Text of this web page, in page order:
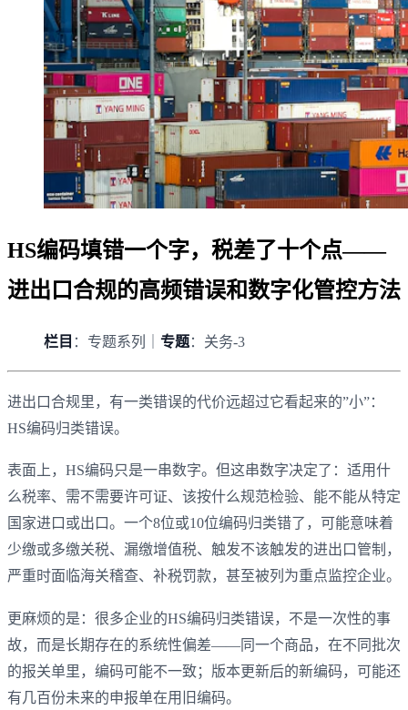
HS编码填错一个字，税差了十个点——
进出口合规的高频错误和数字化管控方法
栏目 ：专题系列｜ 专题：关务-3
进出口合规里，有一类错误的代价远超过它看起来的”小”：
HS编码归类错误。
表面上，HS编码只是一串数字。但这串数字决定了：适用什
么税率、需不需要许可证、该按什么规范检验、能不能从特定
国家进口或出口。一个8位或10位编码归类错了，可能意味着
少缴或多缴关税、漏缴增值税、触发不该触发的进出口管制，
严重时面临海关稽查、补税罚款，甚至被列为重点监控企业。
更麻烦的是：很多企业的HS编码归类错误，不是一次性的事
故，而是长期存在的系统性偏差——同一个商品，在不同批次
的报关单里，编码可能不一致；版本更新后的新编码，可能还
有几百份未来的申报单在用旧编码。